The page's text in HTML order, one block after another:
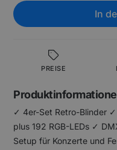
In
PREISE
✓ 4er-Set Retro-Blinder
plus 192 RGB-LEDs ✓
Setup für Konzerte und